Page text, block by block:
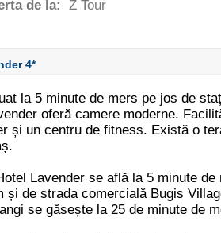
de la:
Z Tour
4*
la 5 minute de mers pe jos de
oferă camere moderne.
și un centru de fitness. Există o
Lavender se află la 5 minute
și de strada comercială Bugis
se găsește la 25 de minute de